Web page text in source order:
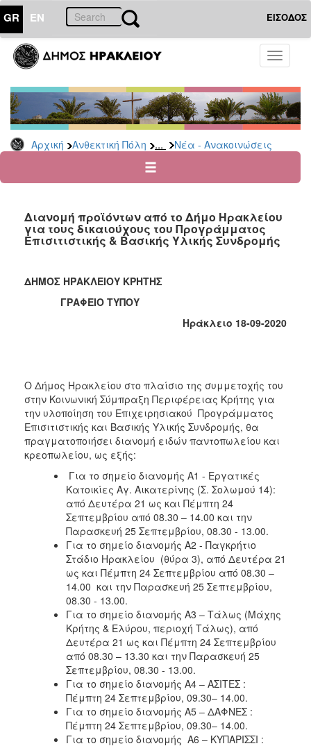
GR EN ΕΙΣΟΔΟΣ
Toggle
Αρχική Ανθεκτική Πόλη ... Νέα - Ανακοινώσεις
ΑΝΘΕΚΤΙΚΗ
ΠΟΛΗ
Κοινωνική
Πολιτική
Νέα
Ανακοινώσεις
για
Οικονομική
Αδυναμία
Καταστροφές
Κέντρα
Δημιουργικής
Απασχόλησης
Παιδιών
(Κ.Δ.Α.Π.)
Κέντρα
Ημερήσιας
Φροντίδας
Ηλικιωμένων
(Κ.Η.Φ.Η.)
Κ.Δ.Α.Π.Α.μεΑ.
Αδειοδότηση
Έλεγχος
Βρεφονηπιακών
Σταθμών
Δημοτικό
Ιατρείο
Ξενώνας
Φιλοξενίας
Γυναικών
Κέντρο
Κοινότητας
Κοινωνικό
Διανομή προϊόντων από το Δήμο Ηρακλείου
για τους δικαιούχους του Προγράμματος
Επισιτιστικής & Βασικής Υλικής Συνδρομής
ΔΗΜΟΣ ΗΡΑΚΛΕΙΟΥ ΚΡΗΤΗΣ
ΓΡΑΦΕΙΟ ΤΥΠΟΥ
Ηράκλειο 18-09-2020
Ο Δήμος Ηρακλείου στο πλαίσιο της συμμετοχής του
στην Κοινωνική Σύμπραξη Περιφέρειας Κρήτης για
την υλοποίηση του Επιχειρησιακού Προγράμματος
Επισιτιστικής και Βασικής Υλικής Συνδρομής, θα
πραγματοποιήσει διανομή ειδών παντοπωλείου και
κρεοπωλείου, ως εξής:
Για το σημείο διανομής Α1 - Εργατικές
Κατοικίες Αγ. Αικατερίνης (Σ. Σολωμού 14):
από Δευτέρα 21 ως και Πέμπτη 24
Σεπτεμβρίου από 08.30 – 14.00 και την
Παρασκευή 25 Σεπτεμβρίου, 08.30 - 13.00.
Για το σημείο διανομής Α2 - Παγκρήτιο
Στάδιο Ηρακλείου (θύρα 3), από Δευτέρα 21
ως και Πέμπτη 24 Σεπτεμβρίου από 08.30 –
14.00 και την Παρασκευή 25 Σεπτεμβρίου,
08.30 - 13.00.
Για το σημείο διανομής Α3 – Τάλως (Μάχης
Κρήτης & Ελύρου, περιοχή Τάλως), από
Δευτέρα 21 ως και Πέμπτη 24 Σεπτεμβρίου
από 08.30 – 13.30 και την Παρασκευή 25
Σεπτεμβρίου, 08.30 - 13.00.
Για το σημείο διανομής Α4 – ΑΣΙΤΕΣ :
Πέμπτη 24 Σεπτεμβρίου, 09.30– 14.00.
Για το σημείο διανομής Α5 – ΔΑΦΝΕΣ :
Πέμπτη 24 Σεπτεμβρίου, 09.30– 14.00.
Για το σημείο διανομής A6 – ΚΥΠΑΡΙΣΣΙ :